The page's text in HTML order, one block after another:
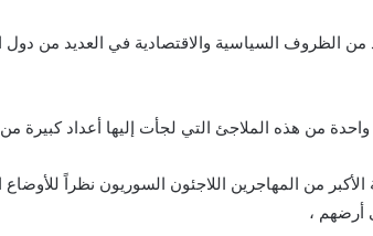
من الظروف السياسية والاقتصادية في العديد من دول
واحدة من هذه الملاجئ التي لجأت إليها أعداد كبيرة
من المهاجرين اللاجئون السوريون نظراً للأوضاع
أرضهم ،